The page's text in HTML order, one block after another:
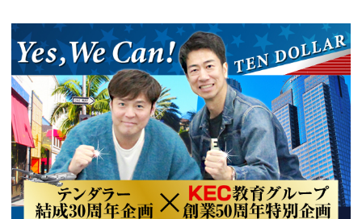
前の記事へ 次
関連情報